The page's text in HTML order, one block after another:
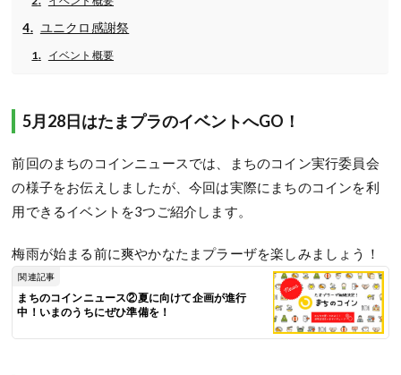
ユニクロ感謝祭
イベント概要
5月28日はたまプラのイベントへGO！
前回のまちのコインニュースでは、まちのコイン実行委員会
の様子をお伝えしましたが、今回は実際にまちのコインを利
用できるイベントを3つご紹介します。
梅雨が始まる前に爽やかなたまプラーザを楽しみましょう！
関連記事
まちのコインニュース②夏に向けて企画が進行
中！いまのうちにぜひ準備を！